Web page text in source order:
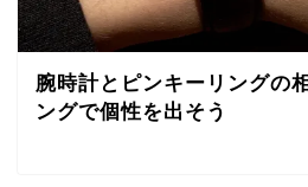
腕時計とピンキーリングの
ングで個性を出そう